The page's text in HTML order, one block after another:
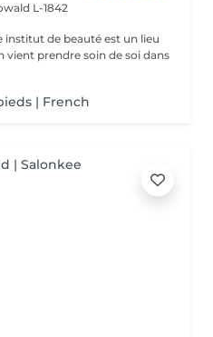
L-1842
institut de beauté est un lieu
vient prendre soin de soi dans
| French